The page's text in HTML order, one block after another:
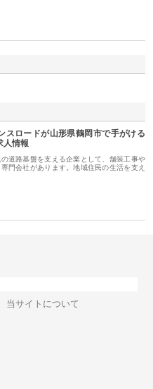
スロードが山形県鶴岡市で手がける
人情報
道路基盤を支える企業として、舗装工事や
門会社があります。地域住民の生活を支え
当サイトについて